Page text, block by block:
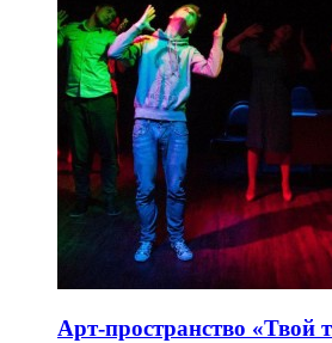
Арт-пространство «Твой